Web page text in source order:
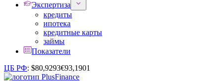
Экспертиза
кредиты
ипотека
кредитные карты
займы
Показатели
ЦБ РФ: $80,9293€93,1901